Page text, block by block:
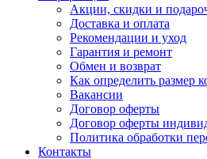
Акции, скидки и
Доставка и оплата
Рекомендации и уход
Гарантия и ремонт
Обмен и возврат
Как определить размер
Вакансии
Договор оферты
Договор оферты
Политика обработки
Контакты